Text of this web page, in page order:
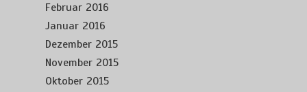
Februar 2016
Januar 2016
Dezember 2015
November 2015
Oktober 2015